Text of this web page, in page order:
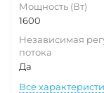
Мощность (Вт)
1600
Независимая
потока
Да
Все